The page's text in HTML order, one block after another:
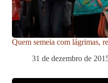
Quem semeia com lágrimas,
31 de dezembro de